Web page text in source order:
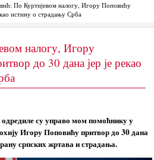
По Куртијевом налогу, Игору Поповићу
истину о страдању Срба
налогу, Игору
до 30 дана јер је рекао
су управо мом помоћнику у
Игору Поповићу притвор до 30 дана
српских жртава и страдања.